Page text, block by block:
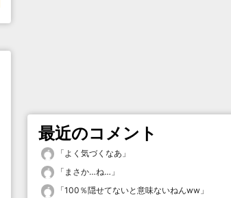
最近のコメント
「よく気づくなあ 」
「 まさか…ね… 」
「100％隠せてないと意味ないねんww 」